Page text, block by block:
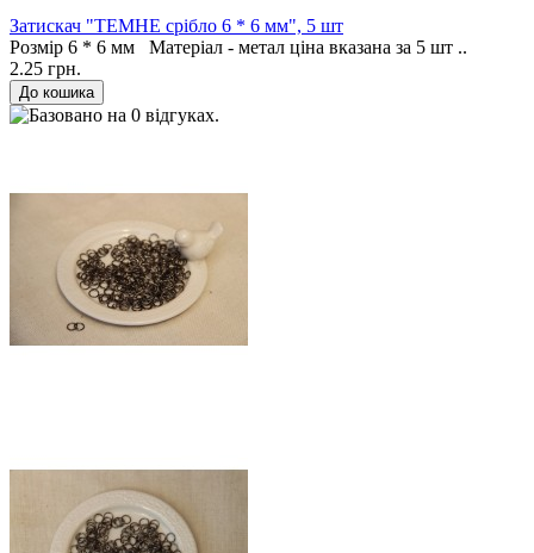
Затискач "ТЕМНЕ срібло 6 * 6 мм", 5 шт
Розмір 6 * 6 мм Матеріал - метал ціна вказана за 5 шт ..
2.25 грн.